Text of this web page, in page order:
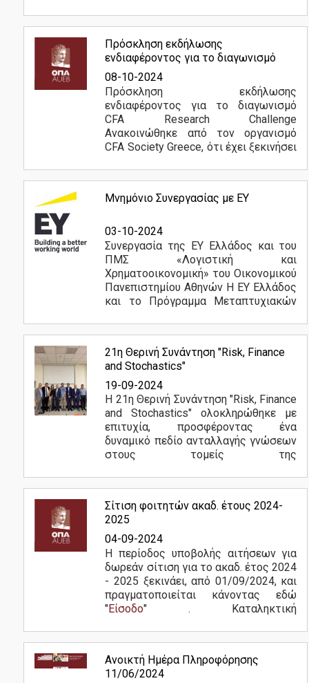
U-Register
Webmail
E-Class
e-Γραμματεία
Φοιτητική Λέσχη
Αθλητικές Δραστηριότητες
Πολιτιστικές Δραστηριότητες
Διαδικτυακή Βοήθεια
Εφημερίδα "ΟΠΑ NEWS"
Δωρεάν διάθεση Microsoft Windows - Office
Διδακτορικό
Έρευνα
Διασφάλιση Ποιότητας
Πολιτική Ποιότητας
Διαδικασία Διαχείρισης Παραπόνων
Πιστοποίηση
Αξιολόγηση
Διοίκηση έχουν...Περισσότερα
Πρόσκληση εκδήλωσης
ενδιαφέροντος για το διαγωνισμό
CFA Research Challenge
08-10-2024
Πρόσκληση εκδήλωσης
ενδιαφέροντος για το διαγωνισμό
CFA Research Challenge
Ανακοινώθηκε από τον οργανισμό
CFA Society Greece, ότι έχει ξεκινήσει
Challenge. Στο διαγωνισμό λαμβάνουν
Περισσότερα
Μνημόνιο Συνεργασίας με ΕΥ
03-10-2024
Συνεργασία της EY Ελλάδος και του
ΠΜΣ «Λογιστική και
Χρηματοοικονομική» του Οικονομικού
Πανεπιστημίου Αθηνών Η EY Ελλάδος
και το Πρόγραμμα Μεταπτυχιακών
Χρηματοοικονομική» του Τμήματος
Περισσότερα
21η Θερινή Συνάντηση "Risk, Finance
and Stochastics"
19-09-2024
Η 21η Θερινή Συνάντηση "Risk, Finance
and Stochastics" ολοκληρώθηκε με
επιτυχία, προσφέροντας ένα
δυναμικό πεδίο ανταλλαγής γνώσεων
στους τομείς της
συνδιοργανώθηκε από...Περισσότερα
Σίτιση φοιτητών ακαδ. έτους 2024-
2025
04-09-2024
Η περίοδος υποβολής αιτήσεων για
δωρεάν σίτιση για το ακαδ. έτος 2024
- 2025 ξεκινάει, από 01/09/2024, και
πραγματοποιείται κάνοντας εδώ
"Είσοδο" . Καταληκτική
Ανοικτή Ημέρα Πληροφόρησης
11/06/2024